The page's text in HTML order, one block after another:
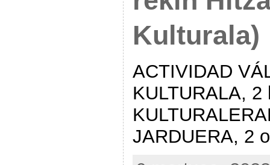
Kulturala)
ACTIVIDAD
KULTURALA,
JARDUERA, 2